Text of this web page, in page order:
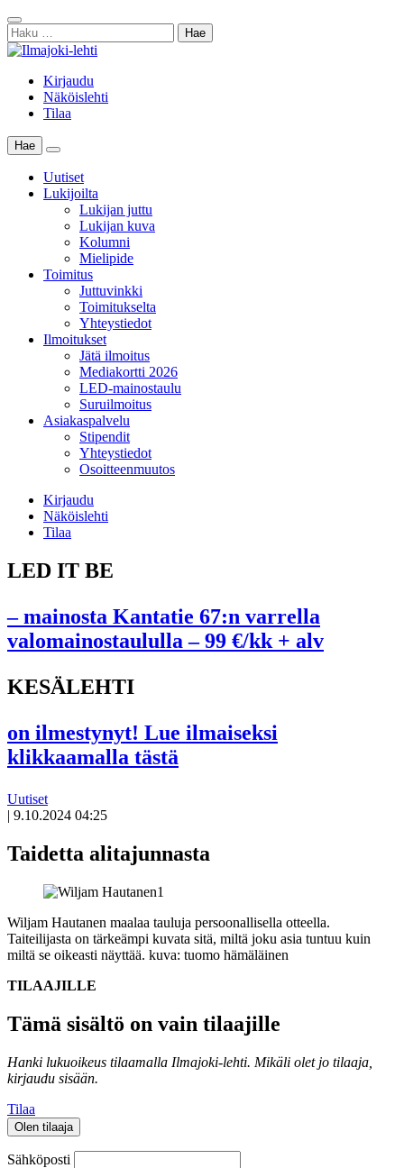
Skip
to
content
Sulje
haku
Haku:
Kirjaudu
Näköislehti
Tilaa
Hae
Main
Menu
Uutiset
Lukijoilta
Lukijan juttu
Lukijan kuva
Kolumni
Mielipide
Toimitus
Juttuvinkki
Toimitukselta
Yhteystiedot
Ilmoitukset
Jätä ilmoitus
Mediakortti 2026
LED-mainostaulu
Suruilmoitus
Asiakaspalvelu
Stipendit
Yhteystiedot
Osoitteenmuutos
Kirjaudu
Näköislehti
Tilaa
LED IT BE
– mainosta Kantatie 67:n varrella
valomainostaululla – 99 €/kk + alv
KESÄLEHTI
on ilmestynyt! Lue ilmaiseksi
klikkaamalla tästä
Uutiset
| 9.10.2024 04:25
Taidetta alitajunnasta
Wiljam Hautanen maalaa tauluja persoonallisella otteella.
Taiteilijasta on tärkeämpi kuvata sitä, miltä joku asia tuntuu kuin
miltä se oikeasti näyttää. kuva: tuomo hämäläinen
TILAAJILLE
Tämä sisältö on vain tilaajille
Hanki lukuoikeus tilaamalla Ilmajoki-lehti. Mikäli olet jo tilaaja,
kirjaudu sisään.
Tilaa
Olen tilaaja
Sähköposti